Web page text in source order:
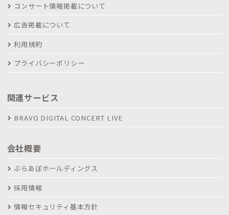
コンサート情報掲載について
広告掲載について
利用規約
プライバシーポリシー
関連サービス
BRAVO DIGITAL CONCERT LIVE
会社概要
ぶらあぼホールディングス
採用情報
情報セキュリティ基本方針